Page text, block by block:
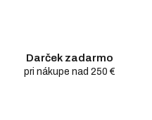
Darček zadarmo
pri nákupe nad 250 €